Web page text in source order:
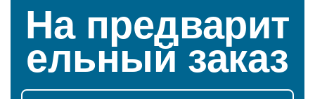
На предварит
ельный заказ